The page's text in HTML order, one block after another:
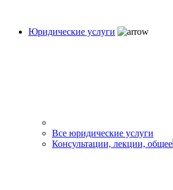
Юридические услуги
Все юридические услуги
Консультации, лекции, общее